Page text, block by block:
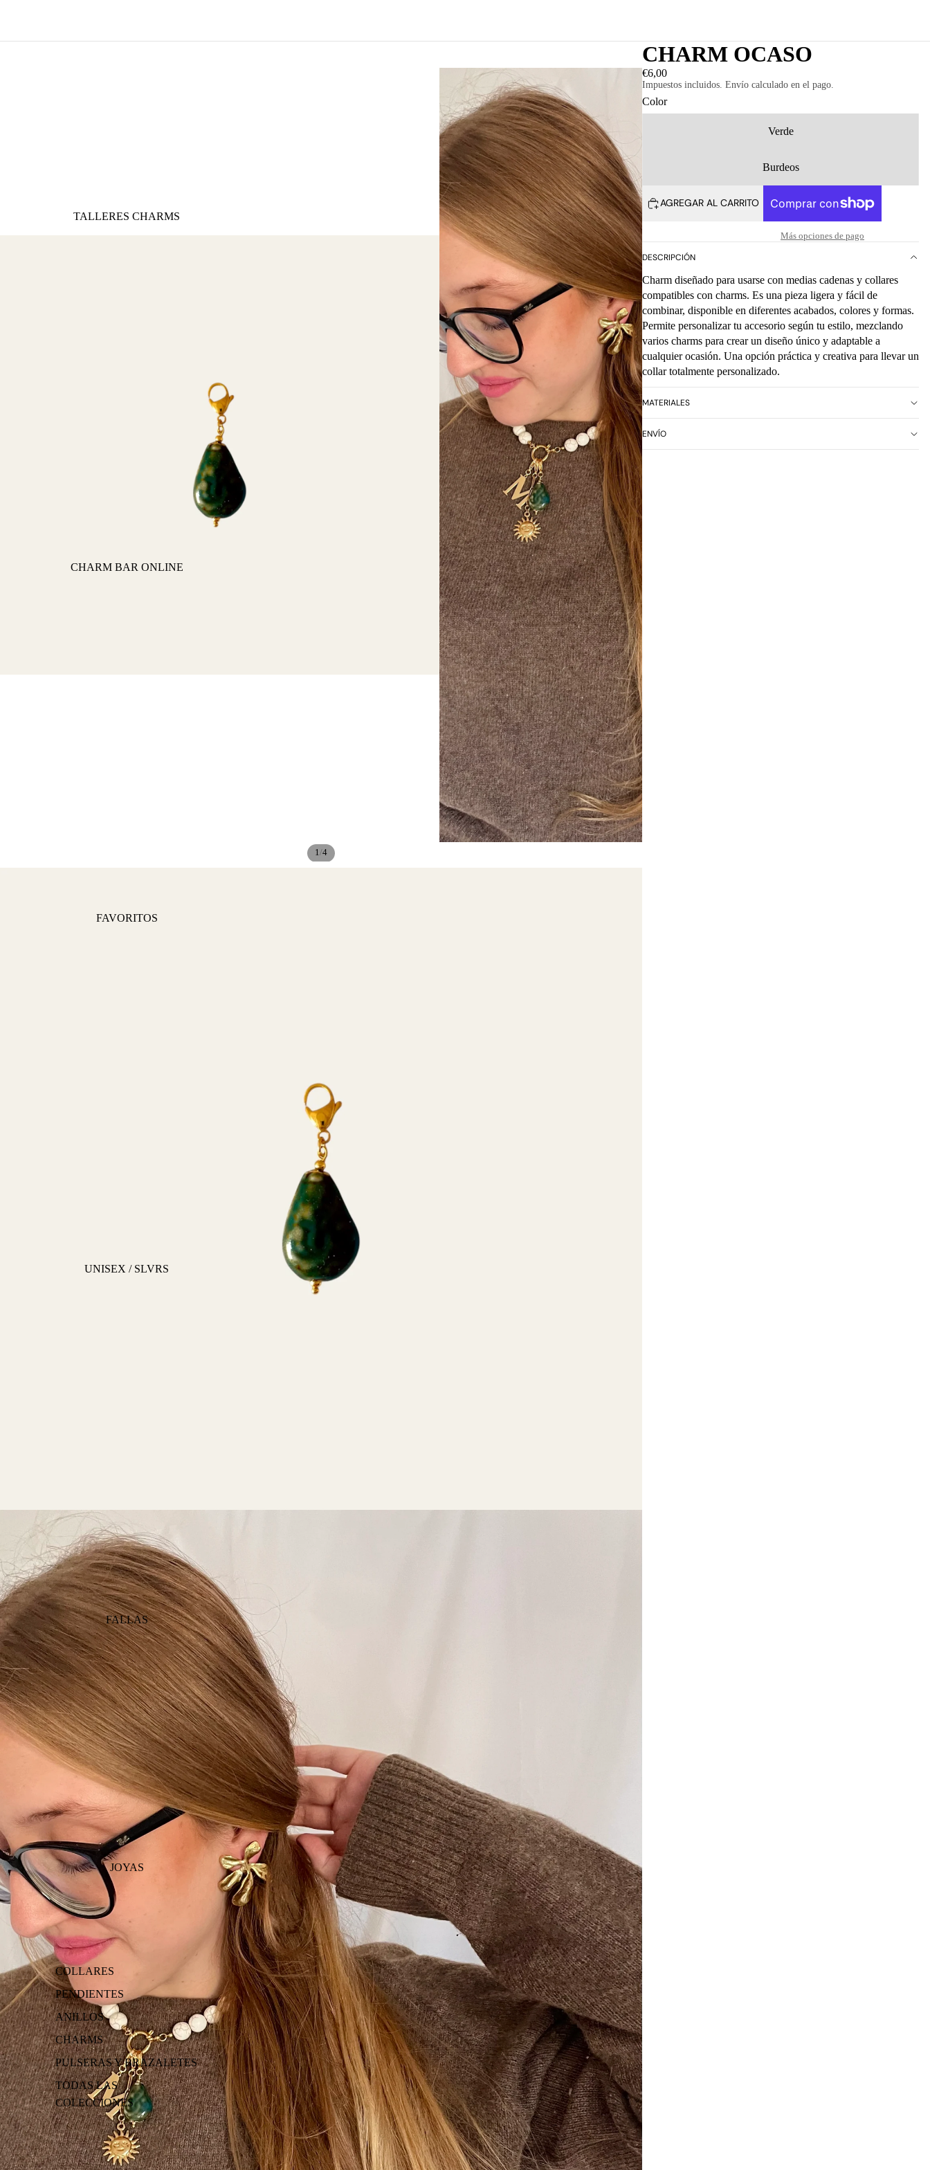
TALLERES CHARMS
CHARM BAR ONLINE
FAVORITOS
UNISEX / SLVRS
FALLAS
JOYAS
COLLARES
PENDIENTES
ANILLOS
CHARMS
PULSERAS Y BRAZALETES
TODAS LAS
COLECCIONES
1/4
CHARM OCASO
€6,00
Impuestos incluidos. Envío calculado en el pago.
Color
Verde
Burdeos
AGREGAR AL CARRITO
Más opciones de pago
DESCRIPCIÓN
Charm diseñado para usarse con medias cadenas y collares
compatibles con charms. Es una pieza ligera y fácil de
combinar, disponible en diferentes acabados, colores y formas.
Permite personalizar tu accesorio según tu estilo, mezclando
varios charms para crear un diseño único y adaptable a
cualquier ocasión. Una opción práctica y creativa para llevar un
collar totalmente personalizado.
MATERIALES
ENVÍO